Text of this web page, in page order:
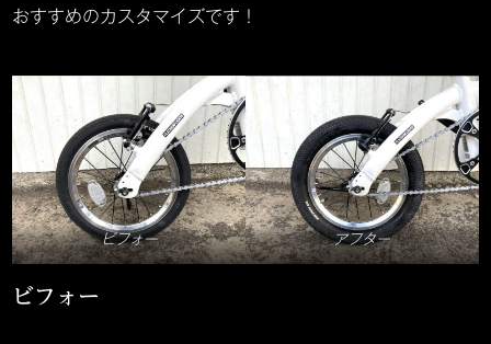
おすすめのカスタマイズです！
ビフォー アフター
ビフォー